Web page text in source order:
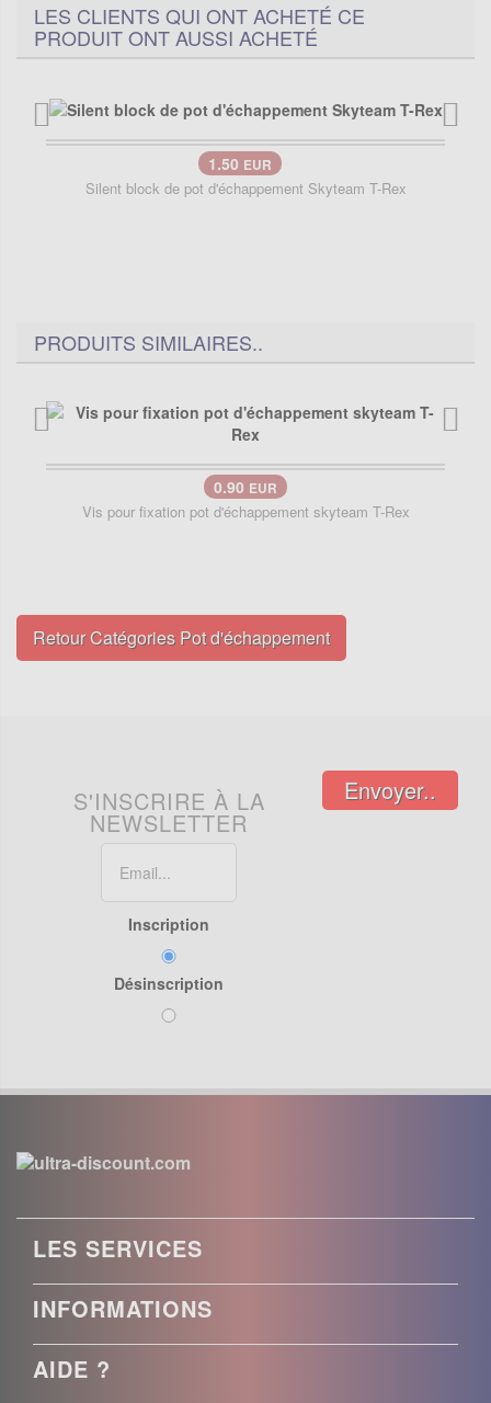
LES CLIENTS QUI ONT ACHETÉ CE
PRODUIT ONT AUSSI ACHETÉ
1.50 EUR
Silent block de pot d'échappement Skyteam T-Rex
PRODUITS SIMILAIRES..
0.90 EUR
Vis pour fixation pot d'échappement skyteam T-Rex
Retour Catégories Pot d'échappement
S'INSCRIRE À LA
NEWSLETTER
Inscription
Désinscription
Envoyer..
LES SERVICES
INFORMATIONS
AIDE ?